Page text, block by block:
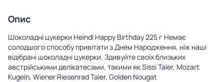
Опис
Шоколадні цукерки Heindl Happy Birthday 225 г Немає
солодшого способу привітати з Днем Народження, ніж наші
відібрані шоколадні цукерки. Здивуйте своїх близьких
австрійськими делікатесами, такими як Sissi Taler, Mozart
Kugeln, Wiener Riesenrad Taler, Golden Nougat